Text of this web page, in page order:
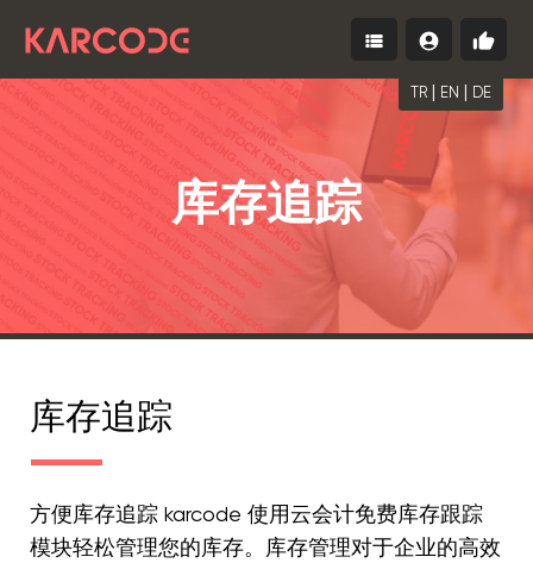
thumb_up
免
开
account_circle
登
view_list
Menu
TR EN DE
库存追踪
库存追踪
方便库存追踪 karcode 使用云会计免费库存跟踪
模块轻松管理您的库存。库存管理对于企业的高效